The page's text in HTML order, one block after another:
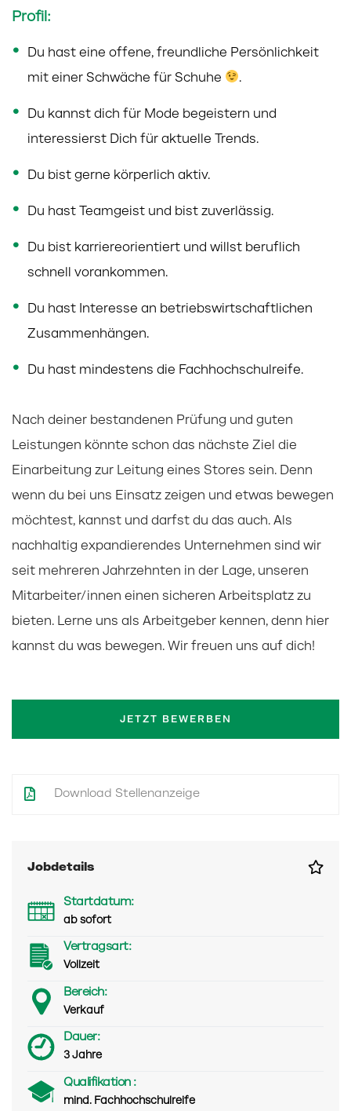
Profil:
Du hast eine offene, freundliche Persönlichkeit
mit einer Schwäche für Schuhe
.
Du kannst dich für Mode begeistern und
interessierst Dich für aktuelle Trends.
Du bist gerne körperlich aktiv.
Du hast Teamgeist und bist zuverlässig.
Du bist karriereorientiert und willst beruflich
schnell vorankommen.
Du hast Interesse an betriebswirtschaftlichen
Zusammenhängen.
Du hast mindestens die Fachhochschulreife.
Nach deiner bestandenen Prüfung und guten
Leistungen könnte schon das nächste Ziel die
Einarbeitung zur Leitung eines Stores sein. Denn
wenn du bei uns Einsatz zeigen und etwas bewegen
möchtest, kannst und darfst du das auch. Als
nachhaltig expandierendes Unternehmen sind wir
seit mehreren Jahrzehnten in der Lage, unseren
Mitarbeiter/innen einen sicheren Arbeitsplatz zu
bieten. Lerne uns als Arbeitgeber kennen, denn hier
kannst du was bewegen. Wir freuen uns auf dich!
JETZT BEWERBEN
Download Stellenanzeige
Jobdetails
Startdatum:
ab sofort
Vertragsart:
Vollzeit
Bereich:
Verkauf
Dauer:
3 Jahre
Qualifikation :
mind. Fachhochschulreife